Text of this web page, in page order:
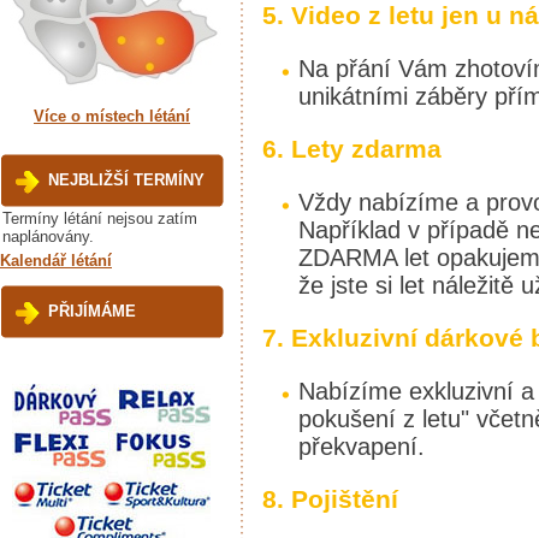
Více o místech létání
NEJBLIŽŠÍ TERMÍNY
Termíny létání nejsou zatím
naplánovány.
Kalendář létání
PŘIJÍMÁME
5. Video z letu jen u
Na přání Vám
unikátními záběry
6. Lety zdarma
Vždy nabízíme a
Například v případě
ZDARMA let
že jste si let náležitě
7. Exkluzivní dárkové
Nabízíme exkluzivní
pokušení z letu"
překvapení.
8. Pojištění